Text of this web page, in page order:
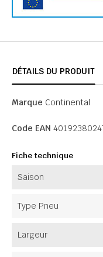
DÉTAILS DU PRODUIT
Marque Continental
Code EAN
Fiche technique
Saison
Type Pneu
Largeur